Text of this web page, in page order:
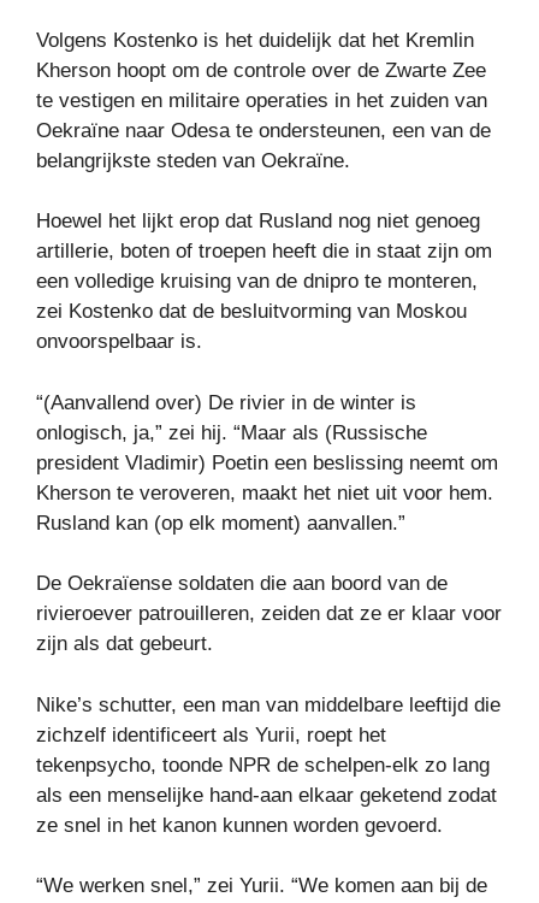
Volgens Kostenko is het duidelijk dat het Kremlin
Kherson hoopt om de controle over de Zwarte Zee
te vestigen en militaire operaties in het zuiden van
Oekraïne naar Odesa te ondersteunen, een van de
belangrijkste steden van Oekraïne.
Hoewel het lijkt erop dat Rusland nog niet genoeg
artillerie, boten of troepen heeft die in staat zijn om
een ​​volledige kruising van de dnipro te monteren,
zei Kostenko dat de besluitvorming van Moskou
onvoorspelbaar is.
“(Aanvallend over) De rivier in de winter is
onlogisch, ja,” zei hij. “Maar als (Russische
president Vladimir) Poetin een beslissing neemt om
Kherson te veroveren, maakt het niet uit voor hem.
Rusland kan (op elk moment) aanvallen.”
De Oekraïense soldaten die aan boord van de
rivieroever patrouilleren, zeiden dat ze er klaar voor
zijn als dat gebeurt.
Nike’s schutter, een man van middelbare leeftijd die
zichzelf identificeert als Yurii, roept het
tekenpsycho, toonde NPR de schelpen-elk zo lang
als een menselijke hand-aan elkaar geketend zodat
ze snel in het kanon kunnen worden gevoerd.
“We werken snel,” zei Yurii. “We komen aan bij de